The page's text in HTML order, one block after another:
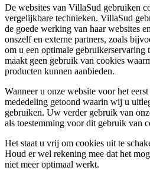
De websites van VillaSud gebruiken
vergelijkbare technieken. VillaSud
de goede werking van haar websites
onszelf en externe partners, zoals
om u een optimale gebruikerservaring
maakt geen gebruik van cookies
producten kunnen aanbieden.
Wanneer u onze website voor het
mededeling getoond waarin wij u
gebruiken. Uw verder gebruik van
als toestemming voor dit gebruik van
Het staat u vrij om cookies uit te
Houd er wel rekening mee dat het
niet meer optimaal werkt.